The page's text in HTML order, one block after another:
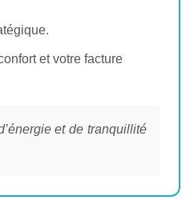
et votre facture
et de tranquillité